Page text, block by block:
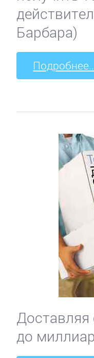
Барбара)
Доставляя
до